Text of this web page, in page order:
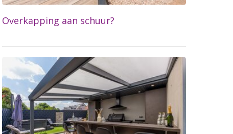
Overkapping aan schuur?
Lees meer...